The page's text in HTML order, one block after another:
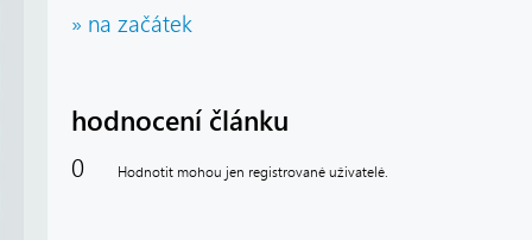
» na začátek
hodnocení článku
0 Hodnotit mohou jen registrované uživatelé.